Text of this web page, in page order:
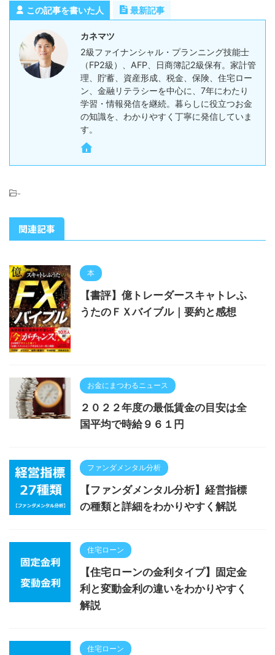
この記事を書いた人 最新記事
カネマツ
2級ファイナンシャル・プランニング技能士
（FP2級）、AFP、日商簿記2級保有。家計管
理、貯蓄、資産形成、税金、保険、住宅ロー
ン、金融リテラシーを中心に、7年にわたり
学習・情報発信を継続。暮らしに役立つお金
の知識を、わかりやすく丁寧に発信していま
す。
-
関連記事
本
【書評】億トレーダースキャトレふ
うたのＦＸバイブル｜要約と感想
お金にまつわるニュース
２０２２年度の最低賃金の目安は全
国平均で時給９６１円
ファンダメンタル分析
【ファンダメンタル分析】経営指標
の種類と詳細をわかりやすく解説
住宅ローン
【住宅ローンの金利タイプ】固定金
利と変動金利の違いをわかりやすく
解説
住宅ローン